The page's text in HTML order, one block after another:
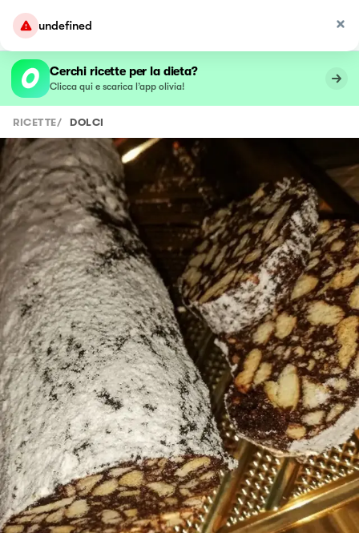
undefined
Cerchi ricette per la dieta?
Clicca qui e scarica l’app olivia!
RICETTE/ DOLCI